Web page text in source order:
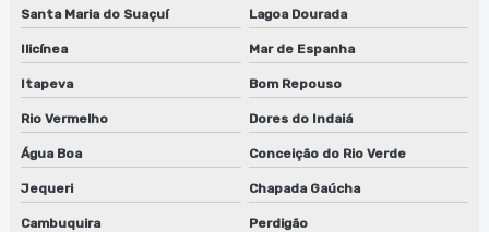
Santa Maria do Suaçuí Lagoa Dourada
Ilicínea Mar de Espanha
Itapeva Bom Repouso
Rio Vermelho Dores do Indaiá
Água Boa Conceição do Rio Verde
Jequeri Chapada Gaúcha
Cambuquira Perdigão